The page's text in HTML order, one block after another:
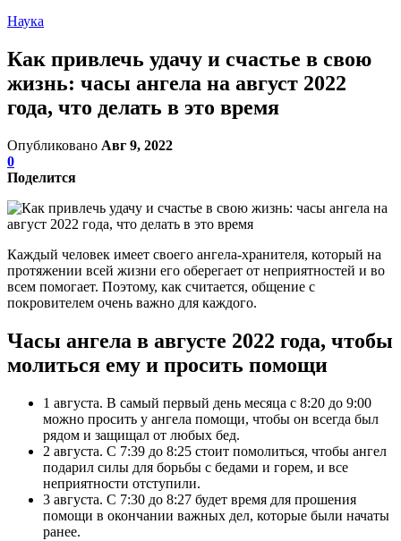
Наука
Как привлечь удачу и счастье в свою
жизнь: часы ангела на август 2022
года, что делать в это время
Опубликовано Авг 9, 2022
0
Поделится
Каждый человек имеет своего ангела-хранителя, который на
протяжении всей жизни его оберегает от неприятностей и во
всем помогает. Поэтому, как считается, общение с
покровителем очень важно для каждого.
Часы ангела в августе 2022 года, чтобы
молиться ему и просить помощи
1 августа. В самый первый день месяца с 8:20 до 9:00
можно просить у ангела помощи, чтобы он всегда был
рядом и защищал от любых бед.
2 августа. С 7:39 до 8:25 стоит помолиться, чтобы ангел
подарил силы для борьбы с бедами и горем, и все
неприятности отступили.
3 августа. С 7:30 до 8:27 будет время для прошения
помощи в окончании важных дел, которые были начаты
ранее.